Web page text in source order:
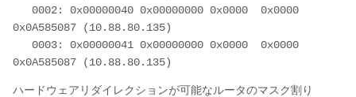
0x0A585087 (10.88.80.135)
ハードウェアリダイレクションが可能なルータのマスク割り